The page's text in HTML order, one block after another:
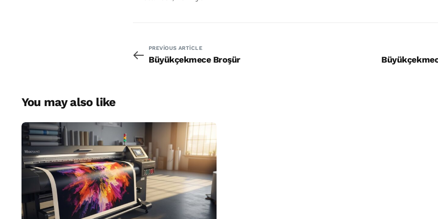
PREVIOUS ARTICLE
Büyükçekmece Broşür
You may also like